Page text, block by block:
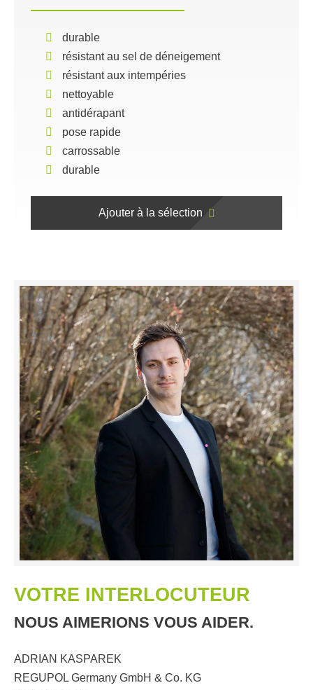
durable
résistant au sel de déneigement
résistant aux intempéries
nettoyable
antidérapant
pose rapide
carrossable
durable
Ajouter à la sélection
VOTRE INTERLOCUTEUR
NOUS AIMERIONS VOUS AIDER.
ADRIAN KASPAREK
REGUPOL Germany GmbH & Co. KG